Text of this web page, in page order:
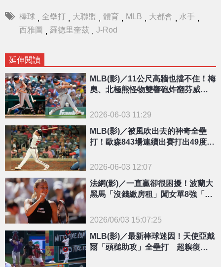
棒球 , 全壘打 , 大聯盟 , 體育 , MLB , 大都會 , 水手 ,
西雅圖
羅德里奎茲 J-Rod
延伸閱讀
MLB(影)／11公尺高牆也擋不住！梅
奧、北極熊怪物雙響砲炸翻芬威金
2026-06-03 11:29
MLB(影)／被風吹出去的神奇全壘
打！歐森843場連續出賽打出49度仰
2026-06-03 12:07
{PLAYICON}
法網(影)／一直贏卻很困擾！波蘭大
黑馬「沒錢繳房租」闖女單8強「住
2026/06/03 15:07:25
MLB(影)／最新棒球迷因！天使亞戴
爾「頭槌助攻」全壘打 超糗復刻3